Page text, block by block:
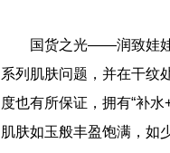
国货之光——润致娃
系列肌肤问题，并在干纹
度也有所保证，拥有“补
肌肤如玉般丰盈饱满，如